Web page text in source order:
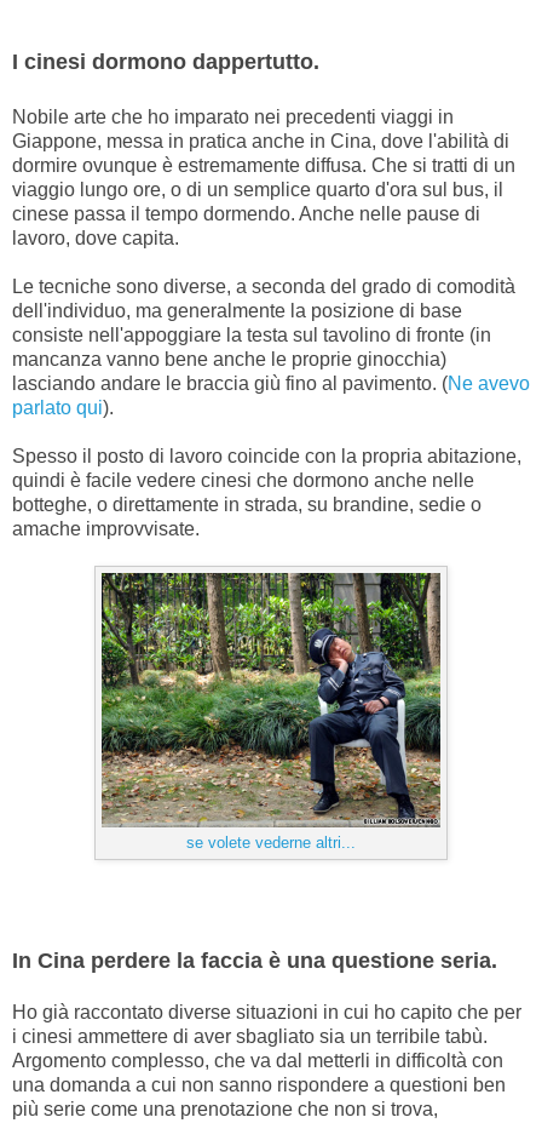
I cinesi dormono dappertutto.
Nobile arte che ho imparato nei precedenti viaggi in
Giappone, messa in pratica anche in Cina, dove l'abilità di
dormire ovunque è estremamente diffusa. Che si tratti di un
viaggio lungo ore, o di un semplice quarto d'ora sul bus, il
cinese passa il tempo dormendo. Anche nelle pause di
lavoro, dove capita.
Le tecniche sono diverse, a seconda del grado di comodità
dell'individuo, ma generalmente la posizione di base
consiste nell'appoggiare la testa sul tavolino di fronte (in
mancanza vanno bene anche le proprie ginocchia)
lasciando andare le braccia giù fino al pavimento. (Ne avevo
parlato qui).
Spesso il posto di lavoro coincide con la propria abitazione,
quindi è facile vedere cinesi che dormono anche nelle
botteghe, o direttamente in strada, su brandine, sedie o
amache improvvisate.
se volete vederne altri...
In Cina perdere la faccia è una questione seria.
Ho già raccontato diverse situazioni in cui ho capito che per
i cinesi ammettere di aver sbagliato sia un terribile tabù.
Argomento complesso, che va dal metterli in difficoltà con
una domanda a cui non sanno rispondere a questioni ben
più serie come una prenotazione che non si trova,